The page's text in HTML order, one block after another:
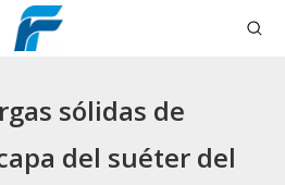
sólidas de
del suéter del